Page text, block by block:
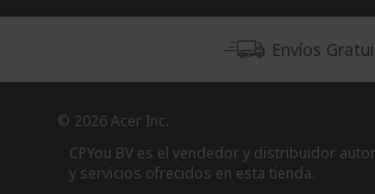
Envíos
© 2026 Acer Inc.
CPYou BV es el vendedor y distribuidor
y servicios ofrecidos en esta tienda.